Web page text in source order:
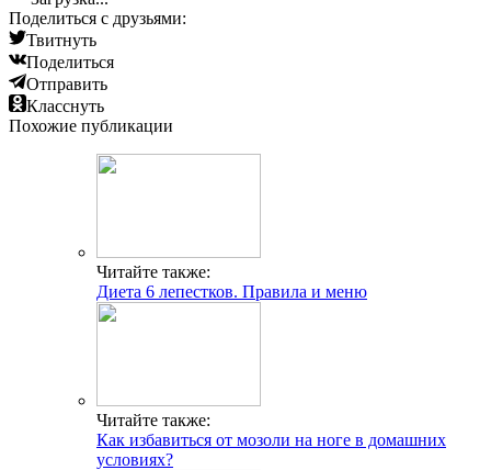
Поделиться с друзьями:
Твитнуть
Поделиться
Отправить
Класснуть
Похожие публикации
Читайте также:
Диета 6 лепестков. Правила и меню
Читайте также:
Как избавиться от мозоли на ноге в домашних
условиях?